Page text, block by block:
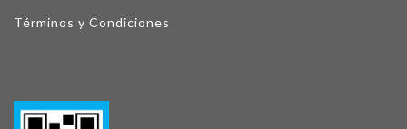
Términos y Condiciones